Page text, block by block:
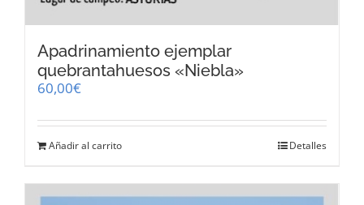
Apadrinamiento ejemplar
quebrantahuesos «Niebla»
60,00€
Añadir al carrito Detalles